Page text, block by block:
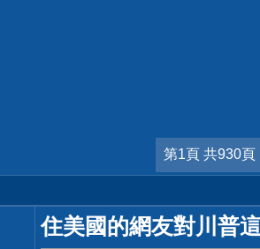
第1頁 共930頁
住美國的網友對川普